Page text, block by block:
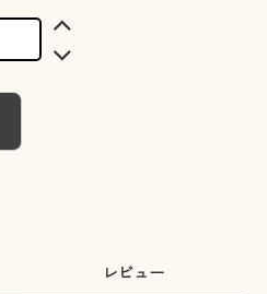
レビュー